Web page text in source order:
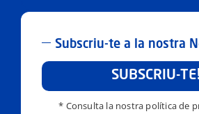
Subscriu-te a la nostra
SUBSCRIU-TE!
* Consulta la nostra política de